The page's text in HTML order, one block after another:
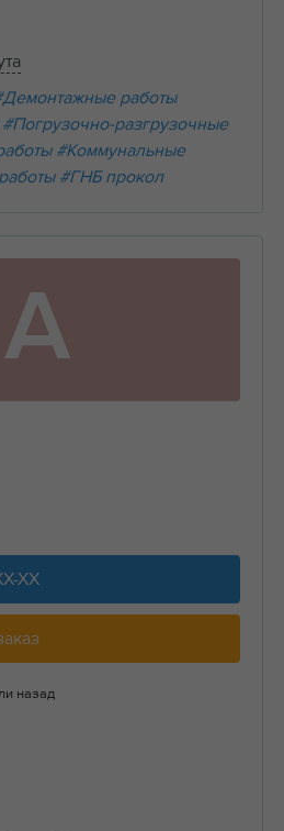
работы
#Погрузочно-разгрузочные
#Коммунальные
#ГНБ прокол
А
XX
назад